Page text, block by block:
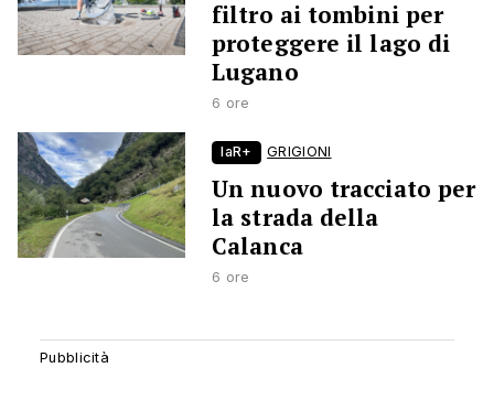
filtro ai tombini per
proteggere il lago di
Lugano
6 ore
laR+ GRIGIONI
Un nuovo tracciato per
la strada della
Calanca
6 ore